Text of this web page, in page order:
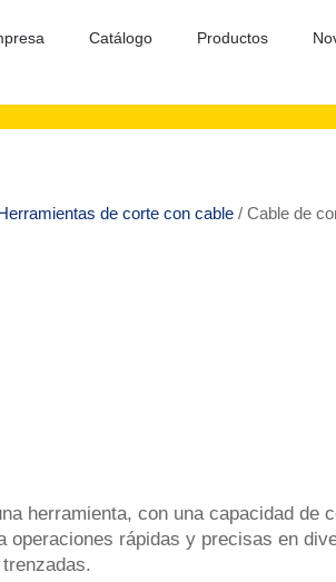
Catálogo Productos
de corte con cable / Cable de
herramienta, con una capacidad
operaciones rápidas y precisas en